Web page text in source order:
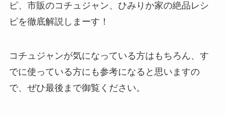
ピ、市販のコチュジャン、ひみりか家の絶品レシ
ピを徹底解説しまーす！
コチュジャンが気になっている方はもちろん、す
でに使っている方にも参考になると思いますの
で、ぜひ最後まで御覧ください。